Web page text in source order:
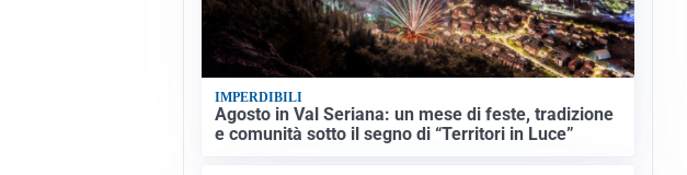
IMPERDIBILI
Agosto in Val Seriana: un mese di feste, tradizione
e comunità sotto il segno di “Territori in Luce”